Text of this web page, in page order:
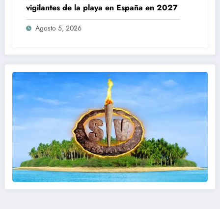
vigilantes de la playa en España en 2027
Agosto 5, 2026